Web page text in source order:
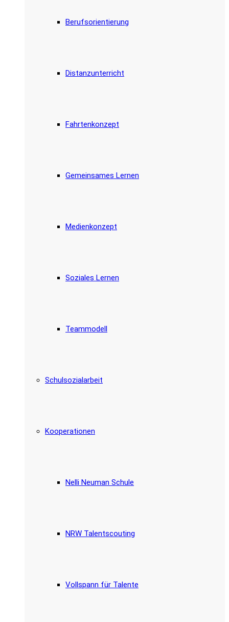
Berufsorientierung
Distanzunterricht
Fahrtenkonzept
Gemeinsames Lernen
Medienkonzept
Soziales Lernen
Teammodell
Schulsozialarbeit
Kooperationen
Nelli Neuman Schule
NRW Talentscouting
Vollspann für Talente